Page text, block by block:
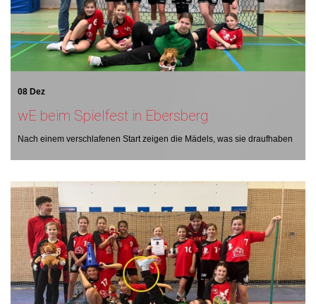
08 Dez
wE beim Spielfest in Ebersberg
Nach einem verschlafenen Start zeigen die Mädels, was sie draufhaben